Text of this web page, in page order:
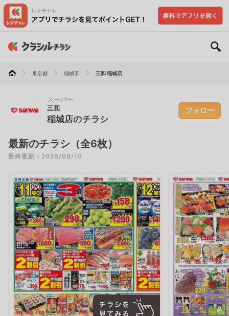
東京都 稲城市 三和 稲城店
スーパー
三和
稲城店のチラシ
フォロー
最新のチラシ（全6枚）
最終更新：2026/08/10